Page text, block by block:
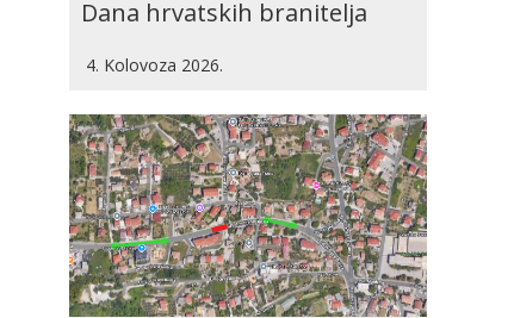
Dana hrvatskih branitelja
4. Kolovoza 2026.